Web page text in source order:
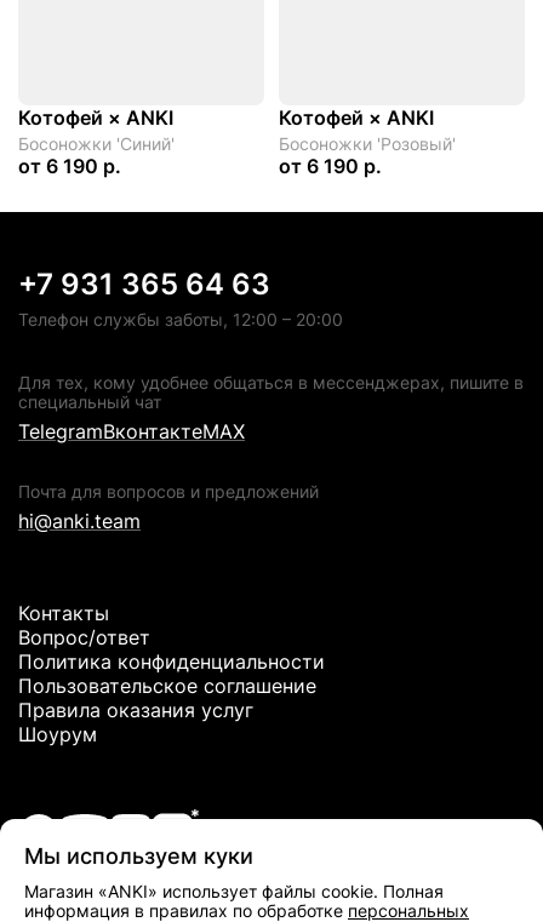
Котофей × ANKI
Босоножки 'Синий'
от 6 190 р.
Котофей × ANKI
Босоножки 'Розовый'
от 6 190 р.
+7 931 365 64 63
Телефон службы заботы, 12:00 – 20:00
Для тех, кому удобнее общаться в мессенджерах, пишите в
специальный чат
TelegramВконтактеMAX
Почта для вопросов и предложений
hi@anki.team
Контакты
Вопрос/ответ
Политика конфиденциальности
Пользовательское соглашение
Правила оказания услуг
Шоурум
*Meta Platforms Inc. признана экстремистской организацией и
запрещена в РФ
Мы используем куки
Магазин «ANKI» использует файлы cookie. Полная
информация в правилах по обработке персональных